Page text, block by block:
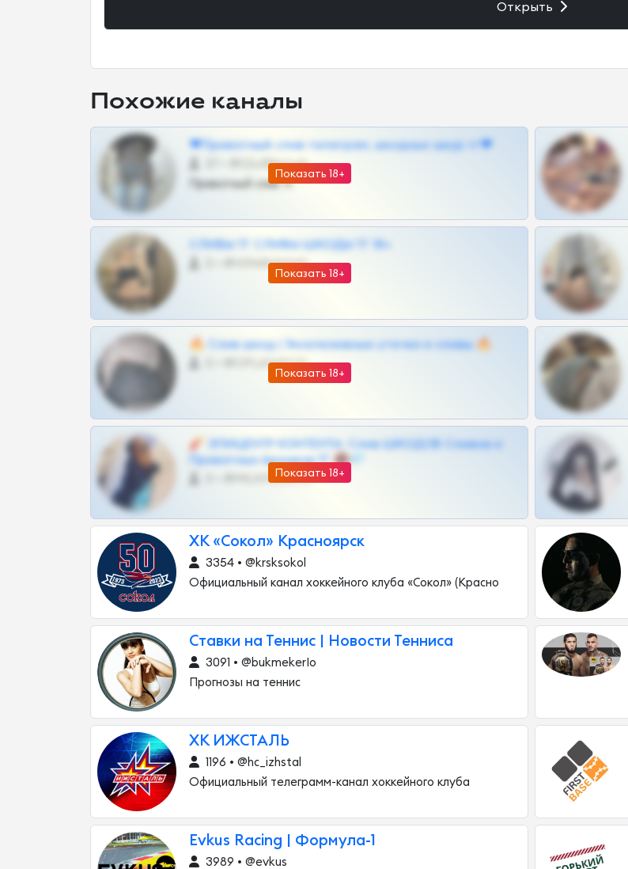
Открыть
Похожие каналы
Показать 18+
❤Приватный слив телеграм, шкодных шкур тг❤
@SZu3ll3sCatt_bot
Приватный слив тг
Показать 18+
СЛИВЫ ТГ СЛИВЫ ШКОДЫ ТГ 18+
@VIPARHIVS55BOT
Показать 18+
🔥 Слив шкод | Эксклюзивные утечки и сливы 🔥
@OPLATAPODPSK1BOT
Показать 18+
🧨 ЭПИЦЕНТР КОНТЕНТА: Слив ШКОДОВ Сливов и
Приватных Архивов ТГ 🔞💎
@MILKPRIVATES39BOT
ХК «Сокол» Красноярск
3354 • @krsksokol
Официальный канал хоккейного клуба «Сокол» (Красно
Ставки на Теннис | Новости Тенниса
3091 • @bukmekerIo
Прогнозы на теннис
ХК ИЖСТАЛЬ
1196 • @hc_izhstal
Официальный телеграмм-канал хоккейного клуба
Evkus Racing | Формула-1
3989 • @evkus